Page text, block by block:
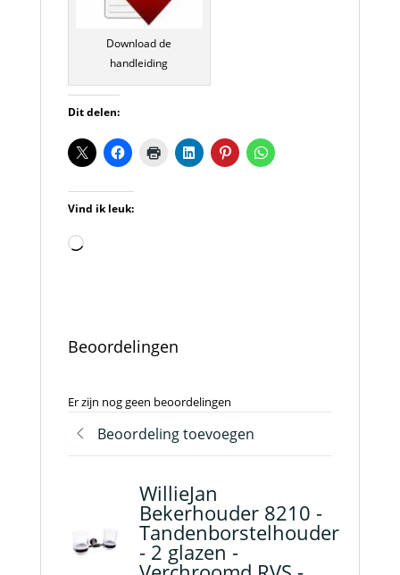
Download de
handleiding
Dit delen:
Vind ik leuk:
Aan
Beoordelingen
Er zijn nog geen beoordelingen
Beoordeling toevoegen
WillieJan
Bekerhouder 8210 -
Tandenborstelhouder
- 2 glazen -